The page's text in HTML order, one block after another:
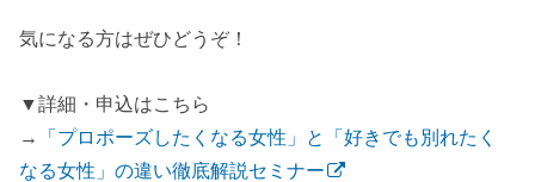
気になる方はぜひどうぞ！
▼詳細・申込はこちら
→
「プロポーズしたくなる女性」と「好きでも別れたく
なる女性」の違い徹底解説セミナー